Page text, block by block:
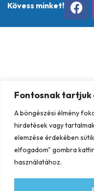
Fontosnak
A böngészési élmény
hirdetések vagy
elemzése érdekében
elfogadom" gombra
használatához.
Kövess minket!